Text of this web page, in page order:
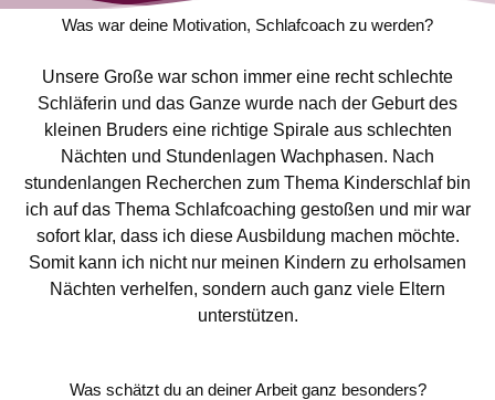
Was war deine Motivation, Schlafcoach zu werden?
Unsere Große war schon immer eine recht schlechte
Schläferin und das Ganze wurde nach der Geburt des
kleinen Bruders eine richtige Spirale aus schlechten
Nächten und Stundenlagen Wachphasen. Nach
stundenlangen Recherchen zum Thema Kinderschlaf bin
ich auf das Thema Schlafcoaching gestoßen und mir war
sofort klar, dass ich diese Ausbildung machen möchte.
Somit kann ich nicht nur meinen Kindern zu erholsamen
Nächten verhelfen, sondern auch ganz viele Eltern
unterstützen.
Was schätzt du an deiner Arbeit ganz besonders?